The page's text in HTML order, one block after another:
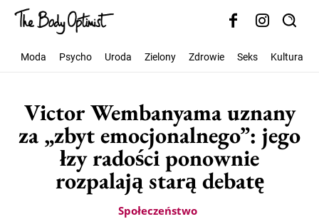
Moda Psycho Uroda Zielony Zdrowie Seks Kultura
Victor Wembanyama uznany
za „zbyt emocjonalnego”: jego
łzy radości ponownie
rozpalają starą debatę
Społeczeństwo